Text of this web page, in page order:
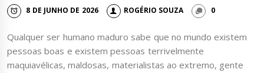
8 DE JUNHO DE 2026 ROGÉRIO SOUZA 0
Qualquer ser humano maduro sabe que no mundo existem
pessoas boas e existem pessoas terrivelmente
maquiavélicas, maldosas, materialistas ao extremo, gente